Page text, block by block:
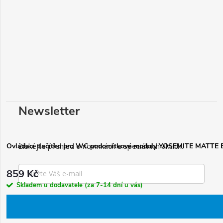
Ovládací tlačítko pro WC podomítkové moduly YOSEMITE MATTE
859 Kč
Skladem u dodavatele (za 7-14 dní u vás)
Newsletter
Získejte přehled o novinkách a speciálních akcích.